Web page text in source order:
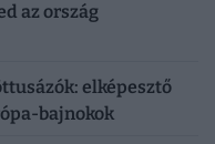
az ország
elképesztő
bajnokok